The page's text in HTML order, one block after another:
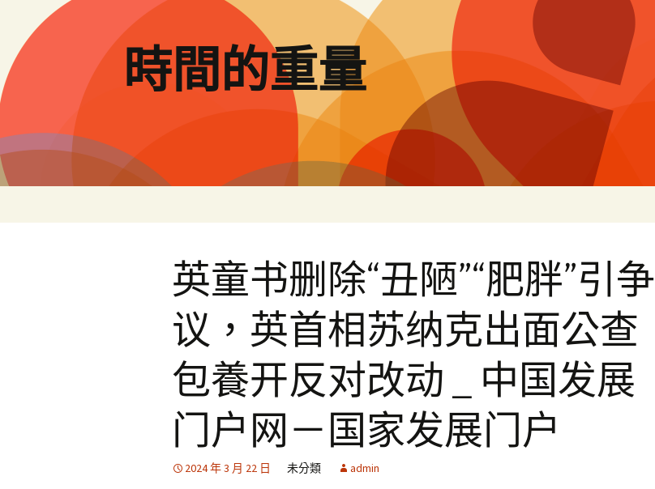
要
內
容
時間的重量
英童书删除“丑陋”“肥胖”引争
议，英首相苏纳克出面公查
包養开反对改动 _ 中国发展
门户网－国家发展门户
2024 年 3 月 22 日 未分類 admin